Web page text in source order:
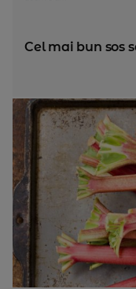
Cel mai bun sos